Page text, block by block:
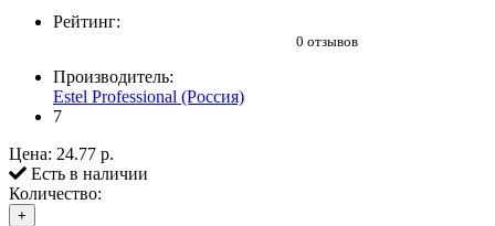
Рейтинг:
0 отзывов
Производитель:
Estel Professional (Россия)
7
Цена: 24.77 р.
Есть в наличии
Количество:
+